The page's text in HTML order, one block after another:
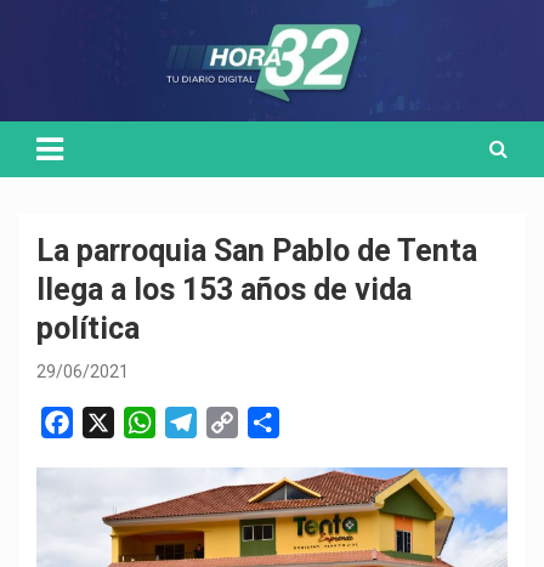
La parroquia San Pablo de Tenta
llega a los 153 años de vida
política
29/06/2021
W
t
s
e
g
p
y
L
m
p
a